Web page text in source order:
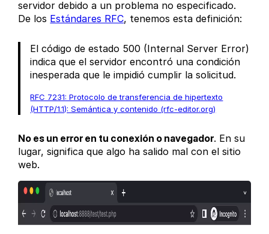
servidor debido a un problema no especificado.
De los Estándares RFC, tenemos esta definición:
El código de estado 500 (Internal Server Error)
indica que el servidor encontró una condición
inesperada que le impidió cumplir la solicitud.
RFC 7231: Protocolo de transferencia de hipertexto
(HTTP/1.1): Semántica y contenido (rfc-editor.org)
No es un error en tu conexión o navegador. En su
lugar, significa que algo ha salido mal con el sitio
web.